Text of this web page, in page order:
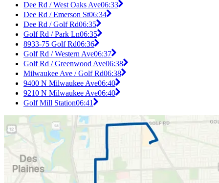
Dee Rd / West Oaks Ave06:33
Dee Rd / Emerson St06:34
Dee Rd / Golf Rd06:35
Golf Rd / Park Ln06:35
8933-75 Golf Rd06:36
Golf Rd / Western Ave06:37
Golf Rd / Greenwood Ave06:38
Milwaukee Ave / Golf Rd06:38
9400 N Milwaukee Ave06:40
9210 N Milwaukee Ave06:40
Golf Mill Station06:41